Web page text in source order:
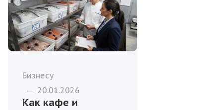
Бизнесу
— 20.01.2026
Как кафе и